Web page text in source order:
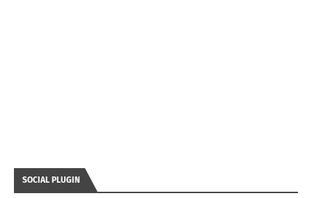
SOCIAL PLUGIN